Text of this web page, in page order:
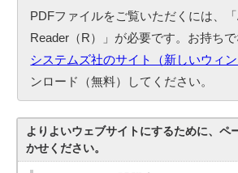
PDFファイルをご覧いただくには、「
Reader（R）」が必要です。お持ち
システムズ社のサイト（新しいウィ
ンロード（無料）してください。
よりよいウェブサイトにするために、ペ
かせください。